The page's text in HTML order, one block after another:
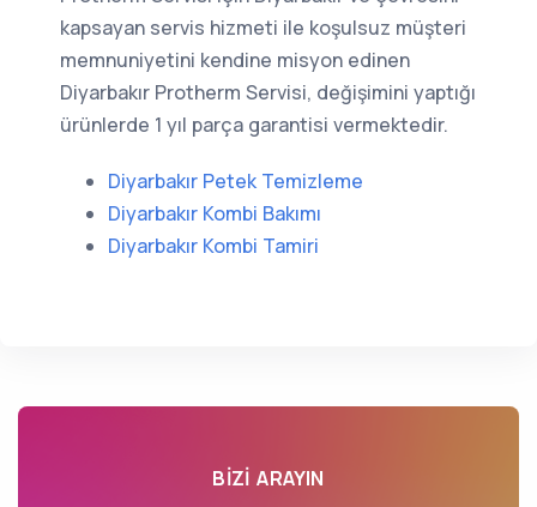
kapsayan servis hizmeti ile koşulsuz müşteri
memnuniyetini kendine misyon edinen
Diyarbakır Protherm Servisi, değişimini yaptığı
ürünlerde 1 yıl parça garantisi vermektedir.
Diyarbakır Petek Temizleme
Diyarbakır Kombi Bakımı
Diyarbakır Kombi Tamiri
BIZI ARAYIN